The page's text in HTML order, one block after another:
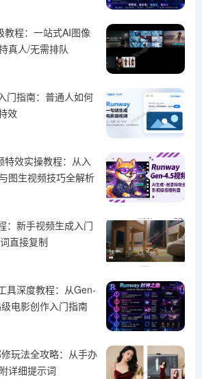
教程：一站式AI图像
真人/无需排队
门指南：普通人如何
效
效实操教程：从入
图生视频技巧全解析
：新手视频生成入门
直接复制
具深度教程：从Gen-
电影创作入门指南
玩法全攻略：从手办
详细提示词